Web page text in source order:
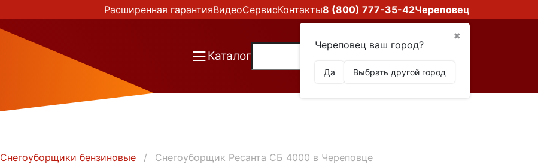
Расширенная гарантияВидеоСервисКонтакты8 (800) 777-35-42Череповец
✖
Череповец ваш город?
Да Выбрать другой город
Каталог
Снегоуборщики бензиновые Снегоуборщик Ресанта СБ 4000 в Череповце